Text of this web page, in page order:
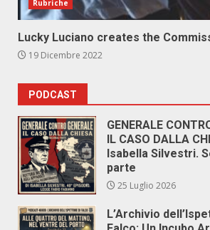
Rubriche
Lucky Luciano creates the
19 Dicembre 2022
PODCAST
GENERALE
IL CASO DALLA
Isabella Silvestri.
parte
25 Luglio 2026
L’Archivio